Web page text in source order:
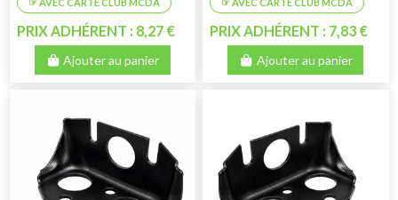
PRIX ADHÉRENT : 8,27 €
Ajouter au panier
PRIX ADHÉRENT : 7,83 €
Ajouter au panier